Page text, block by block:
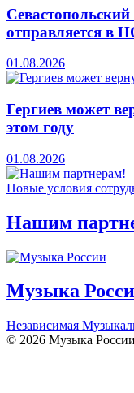
отправляется в
01.08.2026
Гергиев может
этом году
01.08.2026
Новые условия
Нашим
Музыка
Независимая
© 2026 Музыка России